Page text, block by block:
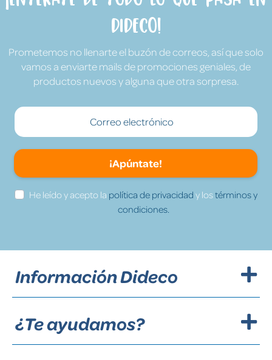
Dideco!
Prometemos no llenarte el buzón de correos, así que solo
vamos a enviarte mails de promociones geniales, de
productos nuevos y alguna que otra sorpresa.
¡Apúntate!
He leído y acepto la política de privacidad y lostérminos y
condiciones.
Información Dideco
¿Te ayudamos?